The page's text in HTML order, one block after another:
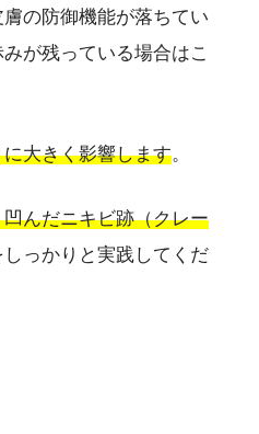
の防御機能が落ちてい
が残っている場合はこ
大きく影響します。
んだニキビ跡（クレー
っかりと実践してくだ